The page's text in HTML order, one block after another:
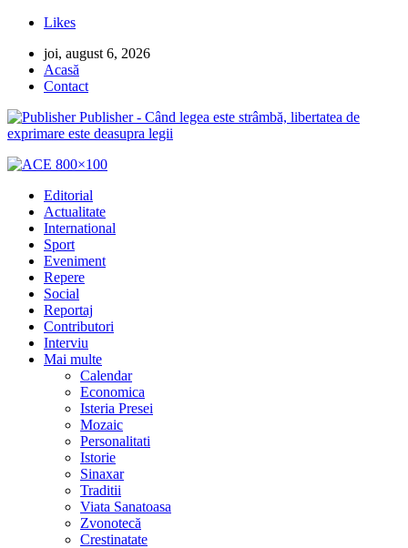
Likes
joi, august 6, 2026
Acasă
Contact
Publisher - Când legea este strâmbă, libertatea de
exprimare este deasupra legii
Editorial
Actualitate
International
Sport
Eveniment
Repere
Social
Reportaj
Contributori
Interviu
Mai multe
Calendar
Economica
Isteria Presei
Mozaic
Personalitati
Istorie
Sinaxar
Traditii
Viata Sanatoasa
Zvonotecă
Crestinatate